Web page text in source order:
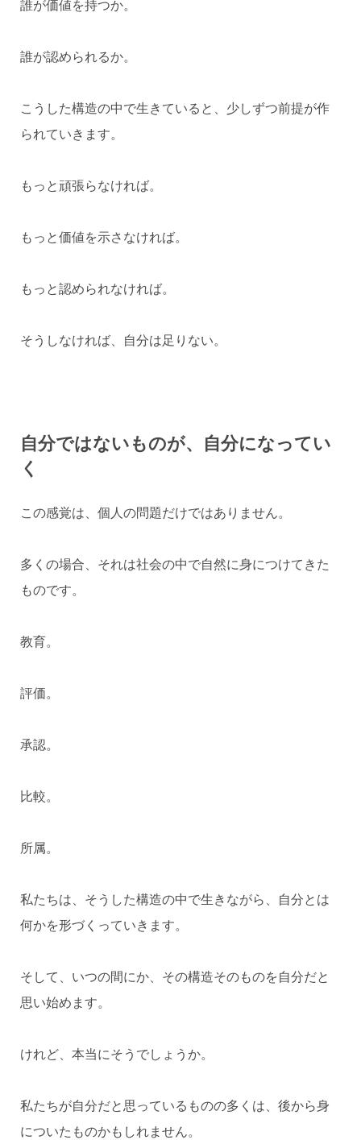
誰が価値を持つか。
誰が認められるか。
こうした構造の中で生きていると、少しずつ前提が作
られていきます。
もっと頑張らなければ。
もっと価値を示さなければ。
もっと認められなければ。
そうしなければ、自分は足りない。
自分ではないものが、自分になってい
く
この感覚は、個人の問題だけではありません。
多くの場合、それは社会の中で自然に身につけてきた
ものです。
教育。
評価。
承認。
比較。
所属。
私たちは、そうした構造の中で生きながら、自分とは
何かを形づくっていきます。
そして、いつの間にか、その構造そのものを自分だと
思い始めます。
けれど、本当にそうでしょうか。
私たちが自分だと思っているものの多くは、後から身
についたものかもしれません。